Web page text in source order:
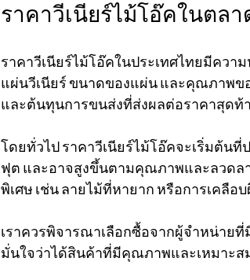
ราคาวีเนียร์ไม้โอ๊คในตลา
ราคาวีเนียร์ไม้โอ๊คในประเทศไทยมีคว
แผ่นวีเนียร์ ขนาดของแผ่น และคุณภาพข
และต้นทุนการขนส่งที่ส่งผลต่อราคาสุดท้
โดยทั่วไป ราคาวีเนียร์ไม้โอ๊คจะเริ่มต้น
ฟุต และอาจสูงขึ้นตามคุณภาพและลวดล
พิเศษ เช่น ลายไม้ที่หายาก หรือการเคลือ
เราควรพิจารณาเลือกซื้อจากผู้จำหน่าย
มั่นใจว่าได้สินค้าที่มีคุณภาพและเหมาะส